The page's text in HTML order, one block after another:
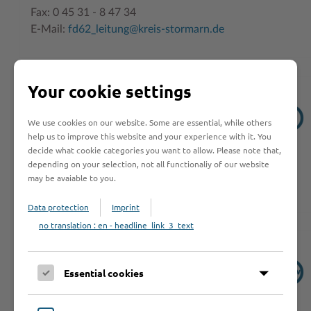
Fax: 0 45 31 - 8 47 34
E-Mail: fd62_leitung@kreis-stormarn.de
Informationen
Dokumente
Leistungen
Links
Your cookie settings
We use cookies on our website. Some are essential, while others
help us to improve this website and your experience with it. You
decide what cookie categories you want to allow. Please note that,
depending on your selection, not all functionaliy of our website
may be avaiable to you.
Data protection
Imprint
no translation : en - headline_link_3_text
Essential cookies